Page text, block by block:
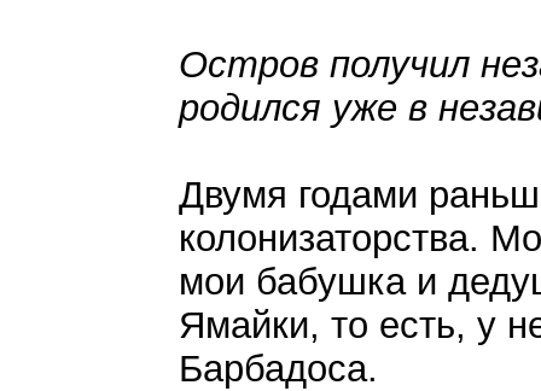
Остров получил
родился уже в
Двумя годами
колонизаторства.
мои бабушка и
Ямайки, то есть, у
Барбадоса.